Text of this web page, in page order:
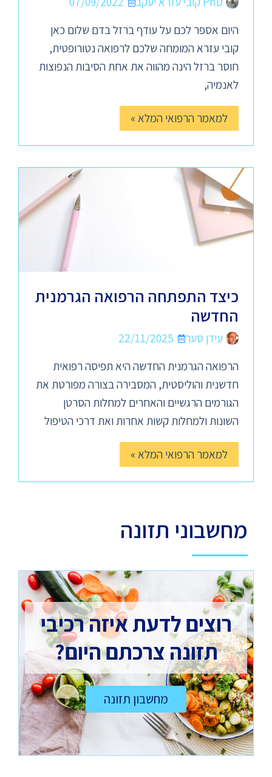
היום אספר לכם על עודף ברזל בדם שלום כאן
קובי עזרא המומחה שלכם לרפואה נטורופטית,
חוסר ברזל הינה מהווה את אחת הסיבות הנפוצות
לאנמיה,
למאמר הרפואי המלא »
כיצד התפתחה הרפואה הגרמנית
החדשה
עידן סער
22/11/2025
הרפואה הגרמנית החדשה היא תפיסה רפואית
חדשנית והוליסטית, המסבירה בצורה מפורטת את
הגורמים הרגשיים והאחרים למחלות הסרטן
השונות ולמחלות קשות אחרות ואת דרכי הטיפול
למאמר הרפואי המלא »
מחשבוני תזונה
רוצים לדעת איזה רכיבי
תזונה צרכתם היום?
מחשבון תזונה